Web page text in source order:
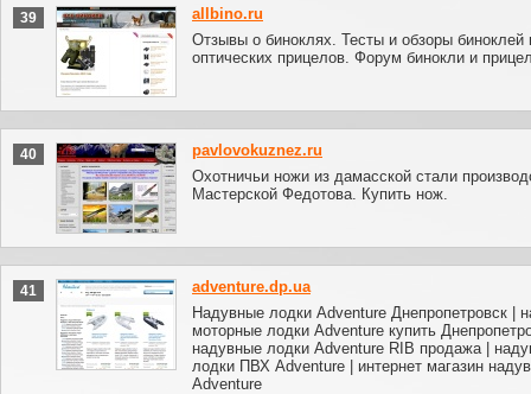
39
allbino.ru
Отзывы о биноклях. Тесты и обзоры биноклей
оптических прицелов. Форум бинокли и
40
pavlovokuznez.ru
Охотничьи ножи из дамасской стали
Мастерской Федотова. Купить нож.
41
adventure.dp.ua
Надувные лодки Adventure Днепропетровск |
моторные лодки Adventure купить
надувные лодки Adventure RIB продажа |
лодки ПВХ Adventure | интернет магазин
Adventure